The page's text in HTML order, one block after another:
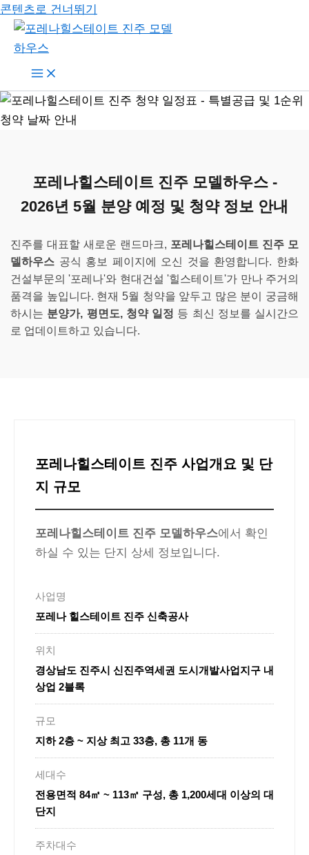
콘텐츠로 건너뛰기
포레나힐스테이트 진주 모델하우스 -
2026년 5월 분양 예정 및 청약 정보 안내
진주를 대표할 새로운 랜드마크, 포레나힐스테이트 진주 모
델하우스 공식 홍보 페이지에 오신 것을 환영합니다. 한화
건설부문의 '포레나'와 현대건설 '힐스테이트'가 만나 주거의
품격을 높입니다. 현재 5월 청약을 앞두고 많은 분이 궁금해
하시는 분양가, 평면도, 청약 일정 등 최신 정보를 실시간으
로 업데이트하고 있습니다.
포레나힐스테이트 진주 사업개요 및 단
지 규모
포레나힐스테이트 진주 모델하우스에서 확인
하실 수 있는 단지 상세 정보입니다.
사업명
포레나 힐스테이트 진주 신축공사
위치
경상남도 진주시 신진주역세권 도시개발사업지구 내
상업 2블록
규모
지하 2층 ~ 지상 최고 33층, 총 11개 동
세대수
전용면적 84㎡ ~ 113㎡ 구성, 총 1,200세대 이상의 대
단지
주차대수